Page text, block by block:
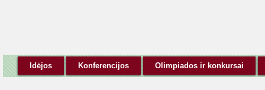
Idėjos Konferencijos Olimpiados ir konkursai